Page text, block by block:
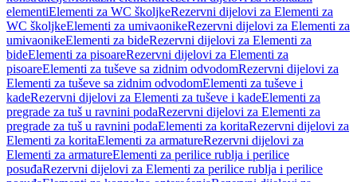
elementiElementi za WC školjkeRezervni dijelovi za Elementi za
WC školjkeElementi za umivaonikeRezervni dijelovi za Elementi za
umivaonikeElementi za bideRezervni dijelovi za Elementi za
bideElementi za pisoareRezervni dijelovi za Elementi za
pisoareElementi za tuševe sa zidnim odvodomRezervni dijelovi za
Elementi za tuševe sa zidnim odvodomElementi za tuševe i
kadeRezervni dijelovi za Elementi za tuševe i kadeElementi za
pregrade za tuš u ravnini podaRezervni dijelovi za Elementi za
pregrade za tuš u ravnini podaElementi za koritaRezervni dijelovi za
Elementi za koritaElementi za armatureRezervni dijelovi za
Elementi za armatureElementi za perilice rublja i perilice
posuđaRezervni dijelovi za Elementi za perilice rublja i perilice